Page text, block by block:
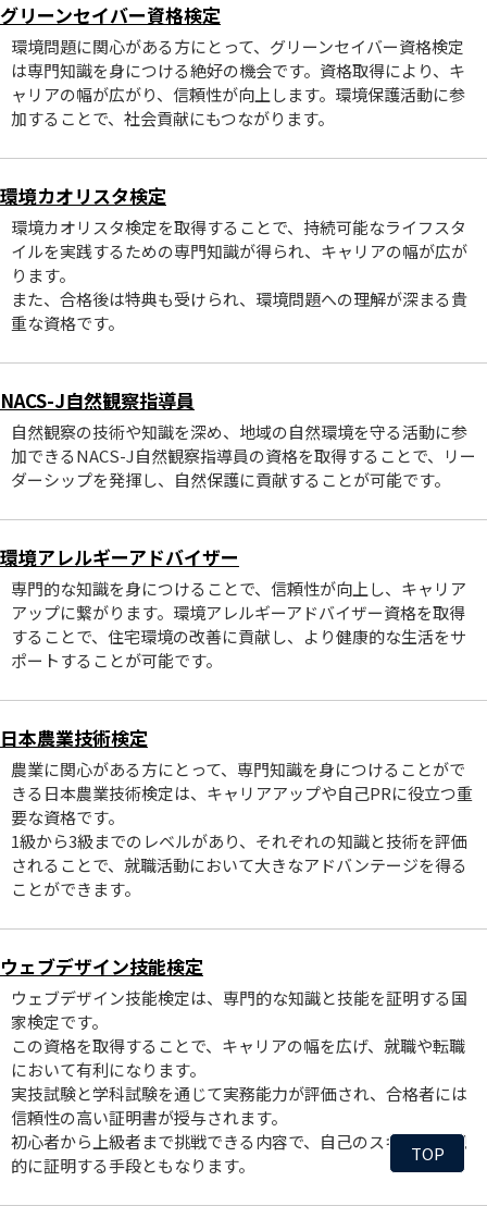
グリーンセイバー資格検定
環境問題に関心がある方にとって、グリーンセイバー資格検定
は専門知識を身につける絶好の機会です。資格取得により、キ
ャリアの幅が広がり、信頼性が向上します。環境保護活動に参
加することで、社会貢献にもつながります。
環境カオリスタ検定
環境カオリスタ検定を取得することで、持続可能なライフスタ
イルを実践するための専門知識が得られ、キャリアの幅が広が
ります。
また、合格後は特典も受けられ、環境問題への理解が深まる貴
重な資格です。
NACS-J自然観察指導員
自然観察の技術や知識を深め、地域の自然環境を守る活動に参
加できるNACS-J自然観察指導員の資格を取得することで、リー
ダーシップを発揮し、自然保護に貢献することが可能です。
環境アレルギーアドバイザー
専門的な知識を身につけることで、信頼性が向上し、キャリア
アップに繋がります。環境アレルギーアドバイザー資格を取得
することで、住宅環境の改善に貢献し、より健康的な生活をサ
ポートすることが可能です。
日本農業技術検定
農業に関心がある方にとって、専門知識を身につけることがで
きる日本農業技術検定は、キャリアアップや自己PRに役立つ重
要な資格です。
1級から3級までのレベルがあり、それぞれの知識と技術を評価
されることで、就職活動において大きなアドバンテージを得る
ことができます。
ウェブデザイン技能検定
ウェブデザイン技能検定は、専門的な知識と技能を証明する国
家検定です。
この資格を取得することで、キャリアの幅を広げ、就職や転職
において有利になります。
実技試験と学科試験を通じて実務能力が評価され、合格者には
信頼性の高い証明書が授与されます。
初心者から上級者まで挑戦できる内容で、自己のスキルを客観
的に証明する手段ともなります。
TOP